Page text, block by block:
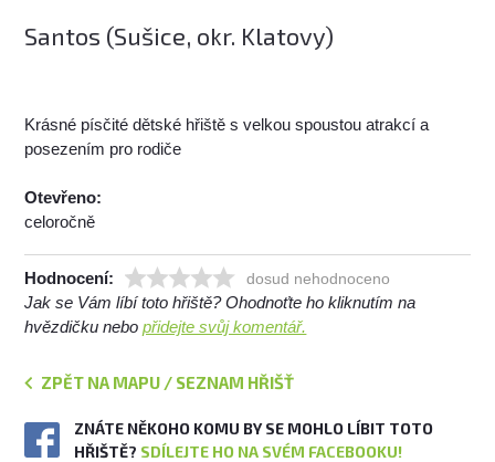
Santos (Sušice, okr. Klatovy)
Krásné písčité dětské hřiště s velkou spoustou atrakcí a
posezením pro rodiče
Otevřeno:
celoročně
Hodnocení: dosud nehodnoceno
Jak se Vám líbí toto hřiště? Ohodnoťte ho kliknutím na
hvězdičku nebopřidejte svůj komentář.
ZPĚT NA MAPU / SEZNAM HŘIŠŤ
ZNÁTE NĚKOHO KOMU BY SE MOHLO LÍBIT TOTO
HŘIŠTĚ? SDÍLEJTE HO NA SVÉM FACEBOOKU!